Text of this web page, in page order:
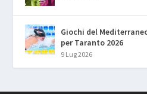
Giochi del
per Taranto 2026
9 Lug 2026